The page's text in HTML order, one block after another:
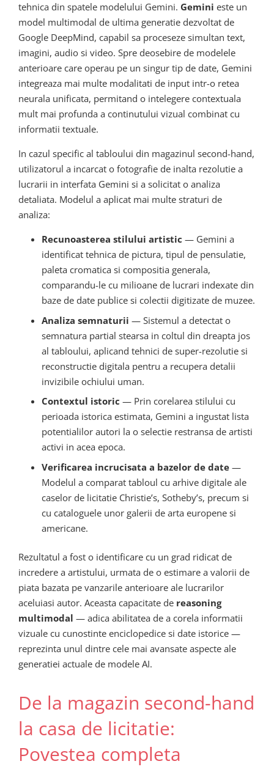
tehnica din spatele modelului Gemini. Gemini este un
model multimodal de ultima generatie dezvoltat de
Google DeepMind, capabil sa proceseze simultan text,
imagini, audio si video. Spre deosebire de modelele
anterioare care operau pe un singur tip de date, Gemini
integreaza mai multe modalitati de input intr-o retea
neurala unificata, permitand o intelegere contextuala
mult mai profunda a continutului vizual combinat cu
informatii textuale.
In cazul specific al tabloului din magazinul second-hand,
utilizatorul a incarcat o fotografie de inalta rezolutie a
lucrarii in interfata Gemini si a solicitat o analiza
detaliata. Modelul a aplicat mai multe straturi de
analiza:
Recunoasterea stilului artistic — Gemini a
identificat tehnica de pictura, tipul de pensulatie,
paleta cromatica si compositia generala,
comparandu-le cu milioane de lucrari indexate din
baze de date publice si colectii digitizate de muzee.
Analiza semnaturii — Sistemul a detectat o
semnatura partial stearsa in coltul din dreapta jos
al tabloului, aplicand tehnici de super-rezolutie si
reconstructie digitala pentru a recupera detalii
invizibile ochiului uman.
Contextul istoric — Prin corelarea stilului cu
perioada istorica estimata, Gemini a ingustat lista
potentialilor autori la o selectie restransa de artisti
activi in acea epoca.
Verificarea incrucisata a bazelor de date —
Modelul a comparat tabloul cu arhive digitale ale
caselor de licitatie Christie’s, Sotheby’s, precum si
cu cataloguele unor galerii de arta europene si
americane.
Rezultatul a fost o identificare cu un grad ridicat de
incredere a artistului, urmata de o estimare a valorii de
piata bazata pe vanzarile anterioare ale lucrarilor
aceluiasi autor. Aceasta capacitate de reasoning
multimodal — adica abilitatea de a corela informatii
vizuale cu cunostinte enciclopedice si date istorice —
reprezinta unul dintre cele mai avansate aspecte ale
generatiei actuale de modele AI.
De la magazin second-hand
la casa de licitatie:
Povestea completa